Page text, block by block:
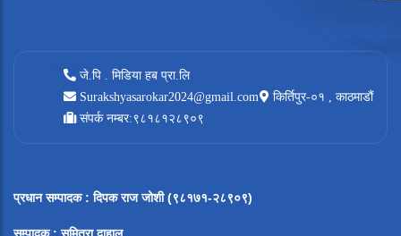
जे.पि . मिडिया हब प्रा.लि
Surakshyasarokar2024@gmail.com
किर्तिपुर-०१ , काठमाडौं
संपर्क नम्बर:९८१८१२८९०९
प्रधान सम्पादक: दिपक राज जोशी (९८१७१-२८९०९)